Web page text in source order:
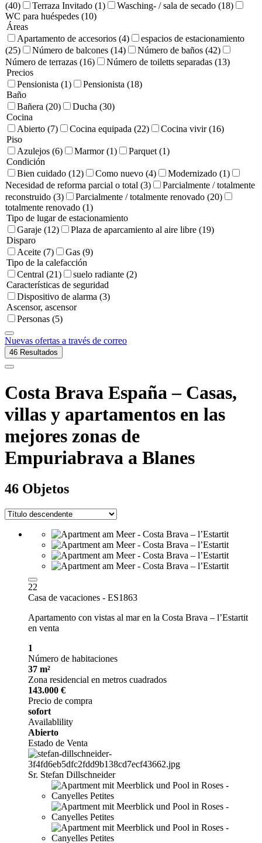
(40)
Terraza Invitado (1)
Wasching- / sala de secado (18)
WC para huéspedes (10)
Áreas
Apartamento de accesorios (4)
espacios de estacionamiento
(25)
Número de balcones (14)
Número de baños (42)
Número de terrazas (16)
Número de toiletts separadas (13)
Precios
Pensionista (1)
Pensionista (18)
Baño
Bañera (20)
Ducha (30)
Cocina
Abierto (7)
Cocina equipada (22)
Cocina vivir (16)
Piso
Azulejos (6)
Marmor (1)
Parquet (1)
Condición
Bien cuidado (12)
Como nuevo (4)
Modernizado (1)
Necesidad de reforma parcial o total (3)
Parcialmente / totalmente
reconstruido (3)
Parcialmente / totalmente renovado (20)
totalmente renovado (1)
Tipo de lugar de estacionamiento
Garaje (12)
Plaza de aparcamiento al aire libre (19)
Disparo
Aceite (7)
Gas (9)
Tipo de la calefacción
Central (21)
suelo radiante (2)
Características de seguridad
Dispositivo de alarma (3)
Ascensor, ascensor
Personas (5)
Nuevas ofertas a través de correo
46 Resultados
Costa Brava España – Casas,
villas y apartamentos en las
mejores zonas de
Empuriabrava a Blanes
46 Objetos
22
Casa de vacaciones - ES1863
Apartamento con vistas al mar en la Costa Brava – l’Estartit
en venta
1
Número de habitaciones
37 m²
Zona residencial en metros cuadrados
143.000 €
Precio de compra
sofort
Availablility
Abierto
Estado de Venta
Sr. Stefan Dillschneider